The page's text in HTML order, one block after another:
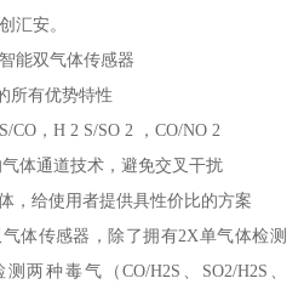
汇安。
能双气体传感器
所有优势特性
，H 2 S/SO 2 ，CO/NO 2
体通道技术，避免交叉干扰
，给使用者提供具性价比的方案
体传感器，除了拥有2X单气体检测
两种毒气（CO/H2S、SO2/H2S、